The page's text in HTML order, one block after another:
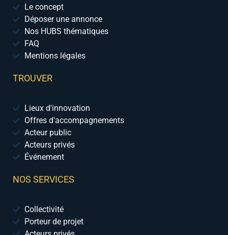
Le concept
Déposer une annonce
Nos HUBS thématiques
FAQ
Mentions légales
TROUVER
Lieux d'innovation
Offres d'accompagnements
Acteur public
Acteurs privés
Événement
NOS SERVICES
Collectivité
Porteur de projet